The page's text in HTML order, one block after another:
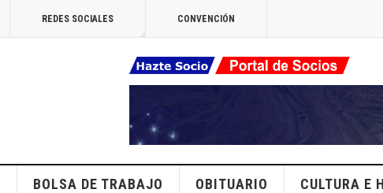
REDES SOCIALES CONVENCIÓN
BOLSA DE TRABAJO OBITUARIO CULTURA E